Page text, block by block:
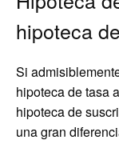
hipoteca
Si
hipoteca de tasa
hipoteca de
una gran